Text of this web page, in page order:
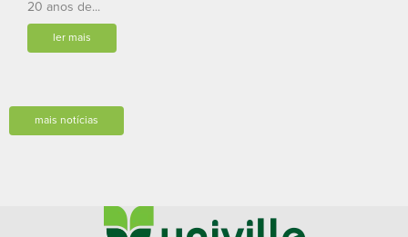
20 anos de...
ler mais
mais notícias